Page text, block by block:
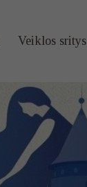
Veiklos sritys